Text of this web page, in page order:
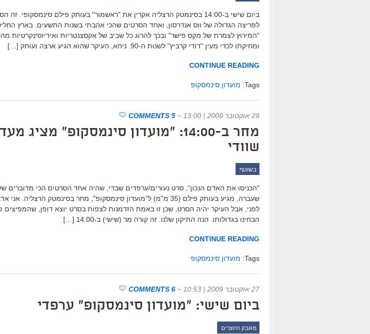
ביום שישי ב-14:00 בסינמטק הרצליה אקרין את "ראשמור" בעותק פילם סינמסקופי.
לפריצה הגדולה של ווס אנדרסון, ואחד הסרטים שהכי אהבתי בשנות התשעים. בארץ
"המירוץ לצמרת של מקס פישר" ובכך להרוג כל שביב של אקסצנטריות ואידיוסינקרטיות
ומחיקתו לכדי מעין "דודי קרביץ" לשנות ה-90. ניחא, העיקר שהוא הגיע ארצה ועותק […]
CONTINUE READING
Tags: מועדון סינמסקופ
29 אוקטובר 2009 | 13:00 ~
5 COMMENTS
מחר ב-14:00: "מועדון סינמסקופ" מציג
שוודי
בשוטף
"הכניסו את האדם הנכון", סרט נעורים/ערפדים שבדי, שהיה אחד הסרטים הכי מדוברים
שעברה, מגיע בעותק פילם (35 מ"מ) ל"מועדון סינמסקופ", מחר בסינמטק הרצליה.
לפני, אבל העיקר יהיה הסרט, שכן זו באמת הזדמנות לצפות בסרט יוצא דופן, שהמפיצים
הבחינו בגדולותו. הנה התיקון שלנו. זה קורה מר (שישי) ב-14:00 […]
CONTINUE READING
Tags: מועדון סינמסקופ
27 אוקטובר 2009 | 10:53 ~
6 COMMENTS
ביום שישי: "מועדון סינמסקופ" ערפדי
מאבק היוצרים